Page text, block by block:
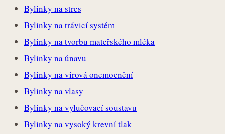
Bylinky na stres
Bylinky na trávicí systém
Bylinky na tvorbu mateřského mléka
Bylinky na únavu
Bylinky na virová onemocnění
Bylinky na vlasy
Bylinky na vylučovací soustavu
Bylinky na vysoký krevní tlak